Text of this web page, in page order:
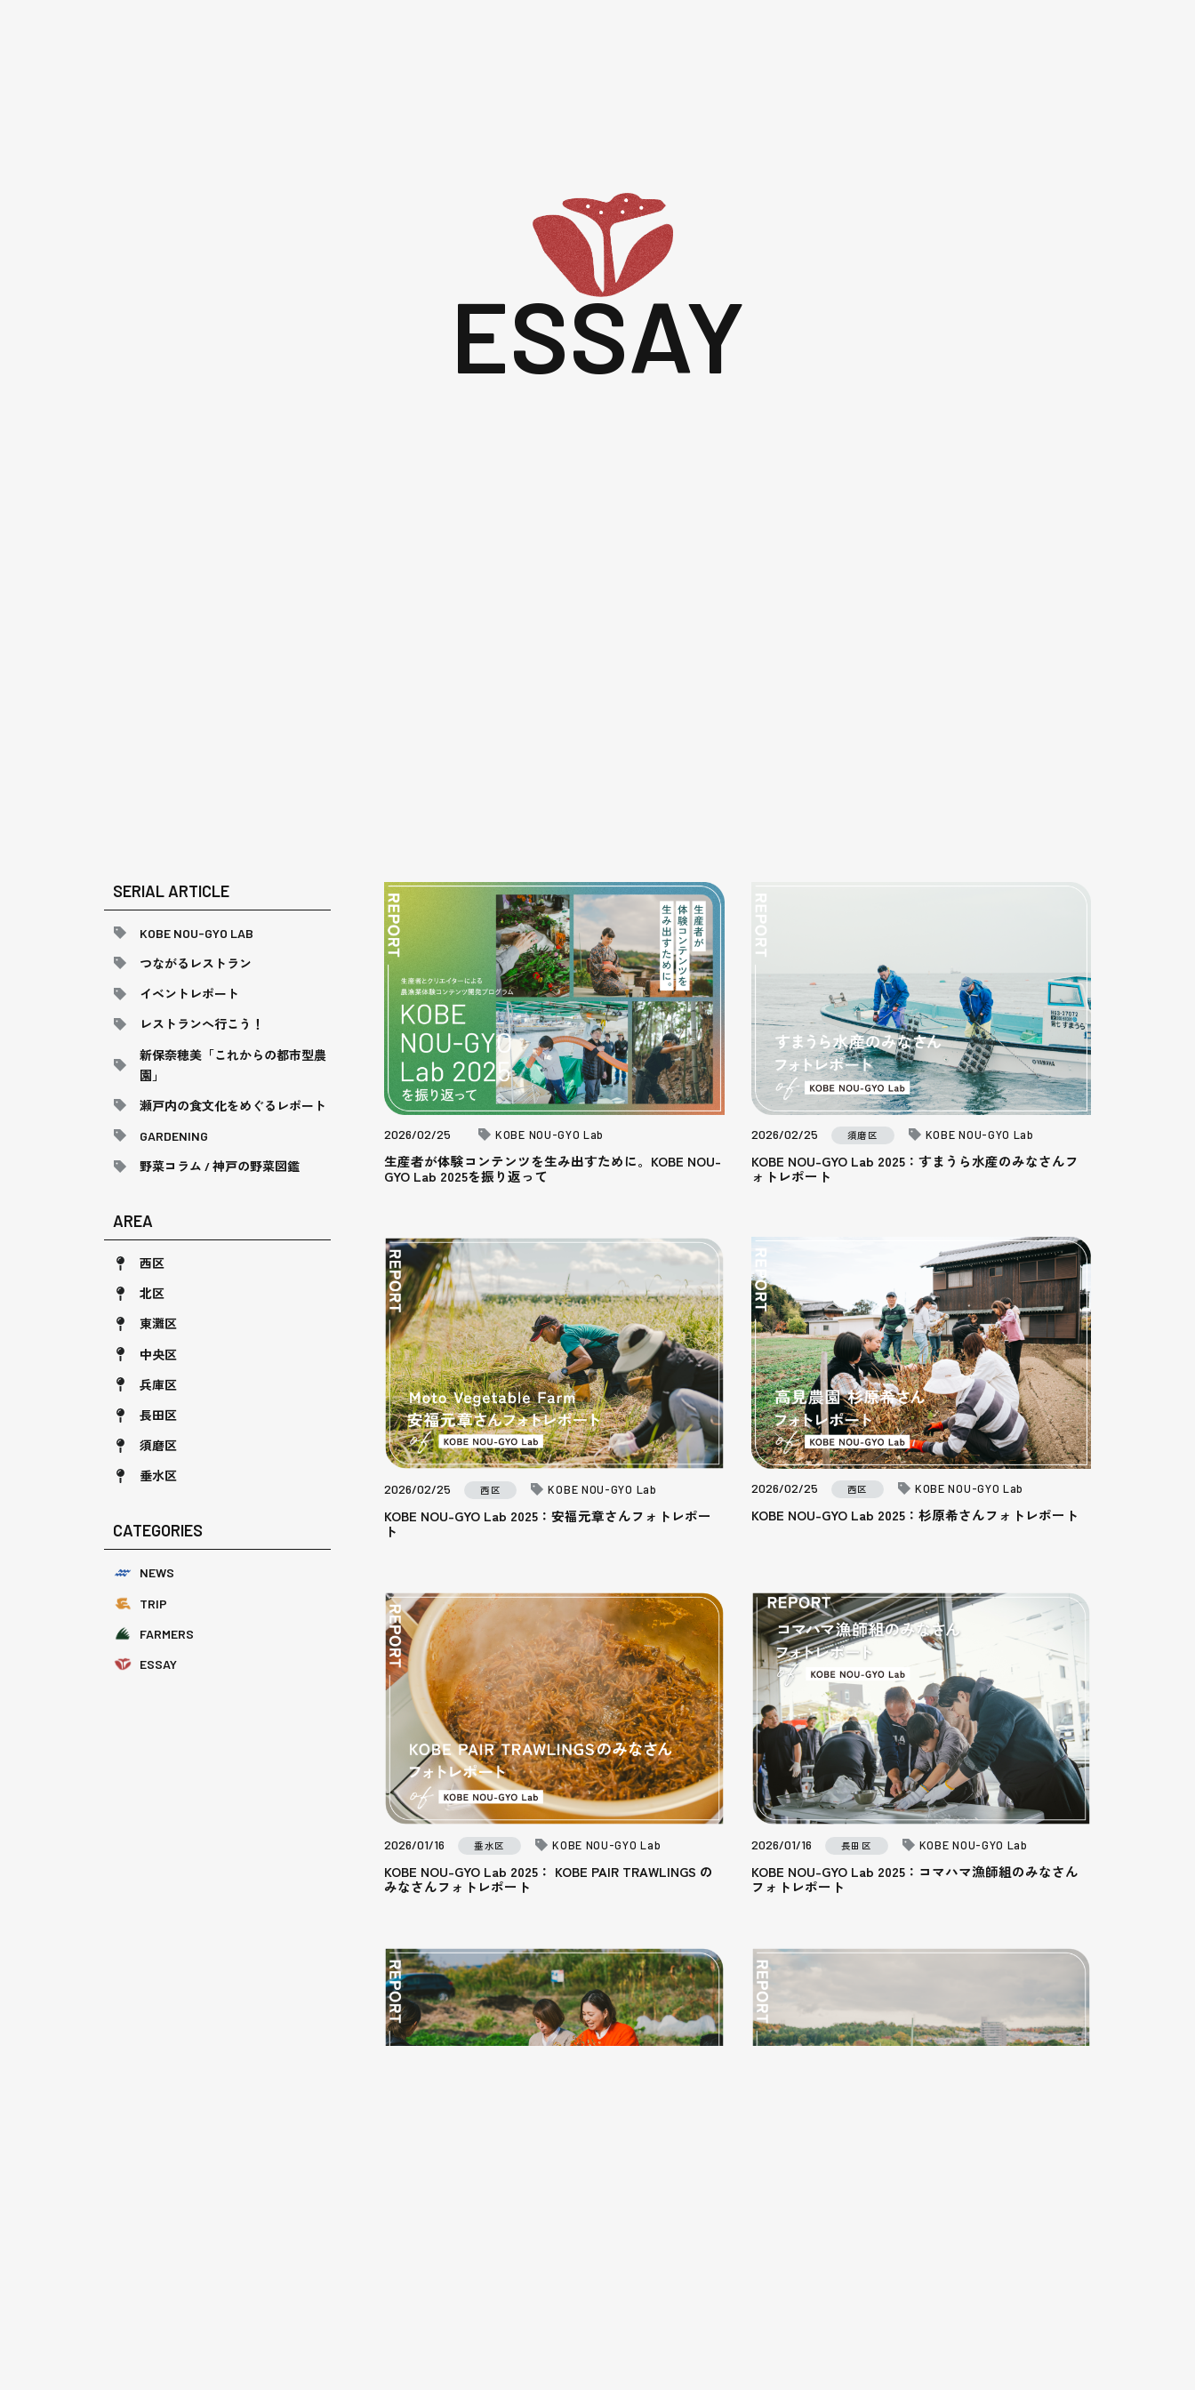
ESSAY
2026/02/25 KOBE NOU-GYO Lab
生産者が体験コンテンツを生み出すために。KOBE NOU-
GYO Lab 2025を振り返って
2026/02/25 須磨区 KOBE NOU-GYO Lab
KOBE NOU-GYO Lab 2025：すまうら水産のみなさんフ
ォトレポート
2026/02/25 西区 KOBE NOU-GYO Lab
KOBE NOU-GYO Lab 2025：安福元章さんフォトレポー
ト
2026/02/25 西区 KOBE NOU-GYO Lab
KOBE NOU-GYO Lab 2025：杉原希さんフォトレポート
2026/01/16 垂水区 KOBE NOU-GYO Lab
KOBE NOU-GYO Lab 2025： KOBE PAIR TRAWLINGS の
みなさんフォトレポート
2026/01/16 長田区 KOBE NOU-GYO Lab
KOBE NOU-GYO Lab 2025：コマハマ漁師組のみなさん
フォトレポート
SERIAL ARTICLE
KOBE NOU-GYO LAB
つながるレストラン
イベントレポート
レストランへ行こう！
新保奈穂美「これからの都市型農
園」
瀬戸内の食文化をめぐるレポート
GARDENING
野菜コラム / 神戸の野菜図鑑
AREA
西区
北区
東灘区
中央区
兵庫区
長田区
須磨区
垂水区
CATEGORIES
NEWS
TRIP
FARMERS
ESSAY